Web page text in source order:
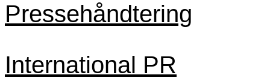
Pressehåndtering
International PR